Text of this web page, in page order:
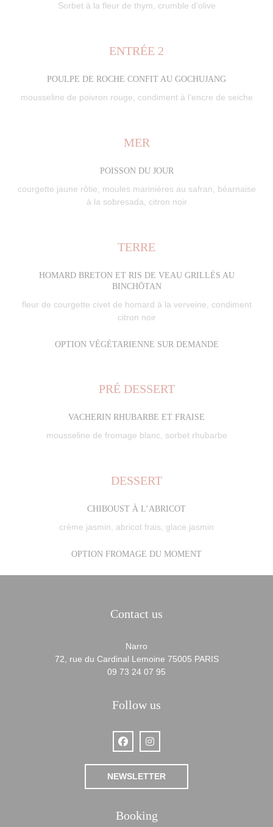
Sorbet à la fleur de thym, crumble d’olive
ENTRÉE 2
POULPE DE ROCHE CONFIT AU GOCHUJANG
mousseline de poivron rouge, condiment à l’encre de seiche
MER
POISSON DU JOUR
courgette jaune rôtie, moules marinières au safran, béarnaise
à la sobresada, citron noir
TERRE
HOMARD BRETON ET RIS DE VEAU GRILLÉS AU
BINCHŌTAN
fleur de courgette civet de homard à la verveine, condiment
citron noir
OPTION VÉGÉTARIENNE SUR DEMANDE
PRÉ DESSERT
VACHERIN RHUBARBE ET FRAISE
mousseline de fromage blanc, sorbet rhubarbe
DESSERT
CHIBOUST À L’ABRICOT
crème jasmin, abricot frais, glace jasmin
OPTION FROMAGE DU MOMENT
Contact us
Narro
72, rue du Cardinal Lemoine 75005 PARIS((opens in a
09 73 24 07 95
Follow us
Facebook ((opens in a new window))
Instagram ((opens in a new
NEWSLETTER
Booking